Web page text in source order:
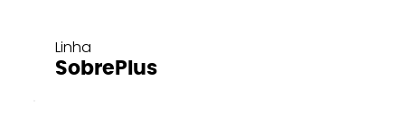
Linha
SobrePlus